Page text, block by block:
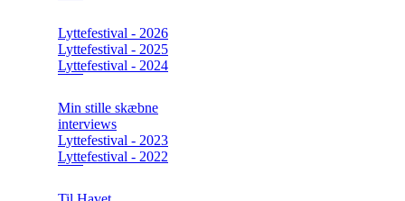
Lyttefestival - 2026
Lyttefestival - 2025
Lyttefestival - 2024
Min stille skæbne
interviews
Lyttefestival - 2023
Lyttefestival - 2022